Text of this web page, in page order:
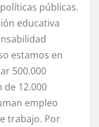
públicas.
educativa
estamos en
500.000
12.000
empleo
trabajo. Por